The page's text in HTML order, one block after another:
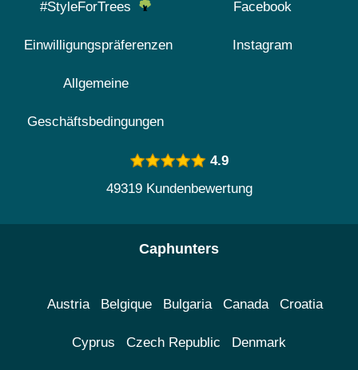
#StyleForTrees
Einwilligungspräferenzen
Allgemeine
Geschäftsbedingungen
Facebook
Instagram
4.9
49319 Kundenbewertung
Caphunters
Austria Belgique Bulgaria Canada Croatia
Cyprus Czech Republic Denmark